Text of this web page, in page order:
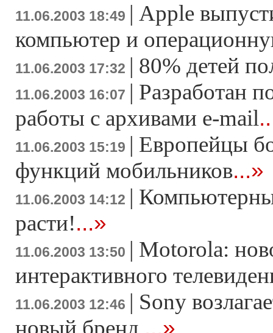
11.06.2003 18:49 | Apple
компьютер и
11.06.2003 17:32 | 80% детей
11.06.2003 16:07 | Разработан
работы с архивами e-mail
11.06.2003 15:19 | Европейцы
функций мобильников...»
11.06.2003 14:12 |
расти!...»
11.06.2003 13:50 | Motorola:
интерактивного
11.06.2003 12:46 | Sony
новый бренд ...»